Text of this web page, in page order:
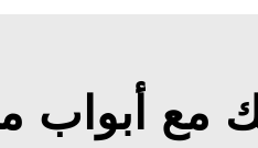
أبواب